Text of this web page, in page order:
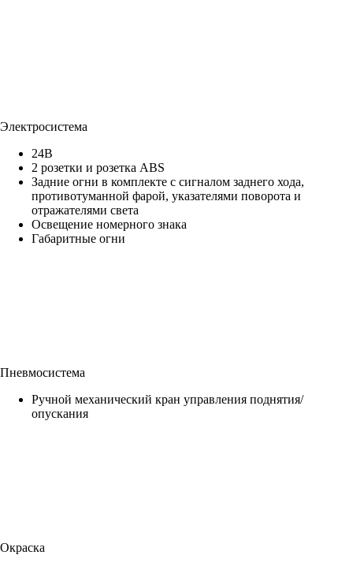
Электросистема
24В
2 розетки и розетка ABS
Задние огни в комплекте с сигналом заднего хода,
противотуманной фарой, указателями поворота и
отражателями света
Освещение номерного знака
Габаритные огни
Пневмосистема
Ручной механический кран управления поднятия/
опускания
Окраска